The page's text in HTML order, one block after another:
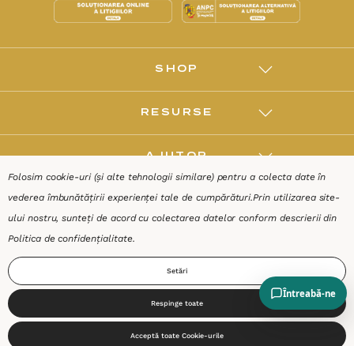
SHOP
RESURSE
AJUTOR
DESPRE
Folosim cookie-uri (și alte tehnologii similare) pentru a colecta date în
vederea îmbunătățirii experienței tale de cumpărături.Prin utilizarea site-
ului nostru, sunteți de acord cu colectarea datelor conform descrierii din
Politica de confidențialitate.
Setări
Respinge toate
Acceptă toate Cookie-urile